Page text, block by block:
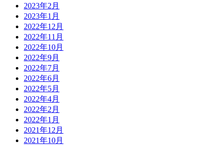
2023年2月
2023年1月
2022年12月
2022年11月
2022年10月
2022年9月
2022年7月
2022年6月
2022年5月
2022年4月
2022年2月
2022年1月
2021年12月
2021年10月